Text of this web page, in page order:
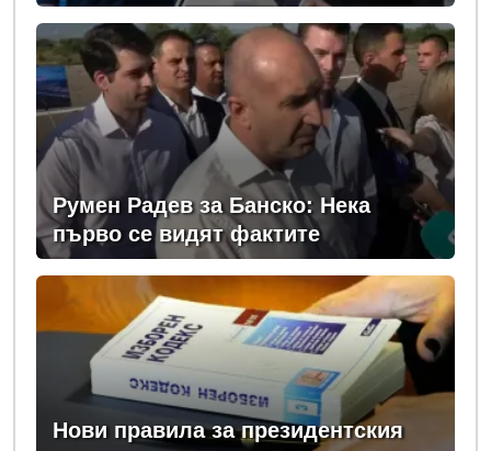
Румен Радев за Банско: Нека
първо се видят фактите
Нови правила за президентския